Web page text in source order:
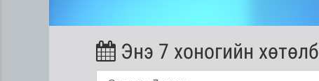
Энэ 7 хоногийн